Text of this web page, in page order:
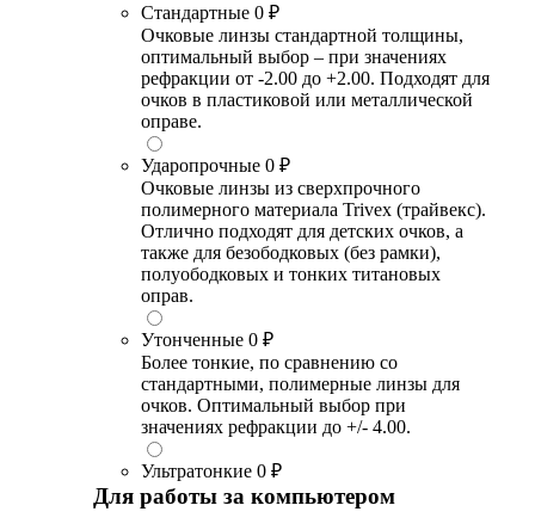
Стандартные 0 ₽
Очковые линзы стандартной толщины,
оптимальный выбор – при значениях
рефракции от -2.00 до +2.00. Подходят для
очков в пластиковой или металлической
оправе.
Ударопрочные 0 ₽
Очковые линзы из сверхпрочного
полимерного материала Trivex (трайвекс).
Отлично подходят для детских очков, а
также для безободковых (без рамки),
полуободковых и тонких титановых
оправ.
Утонченные 0 ₽
Более тонкие, по сравнению со
стандартными, полимерные линзы для
очков. Оптимальный выбор при
значениях рефракции до +/- 4.00.
Ультратонкие 0 ₽
Для работы за компьютером